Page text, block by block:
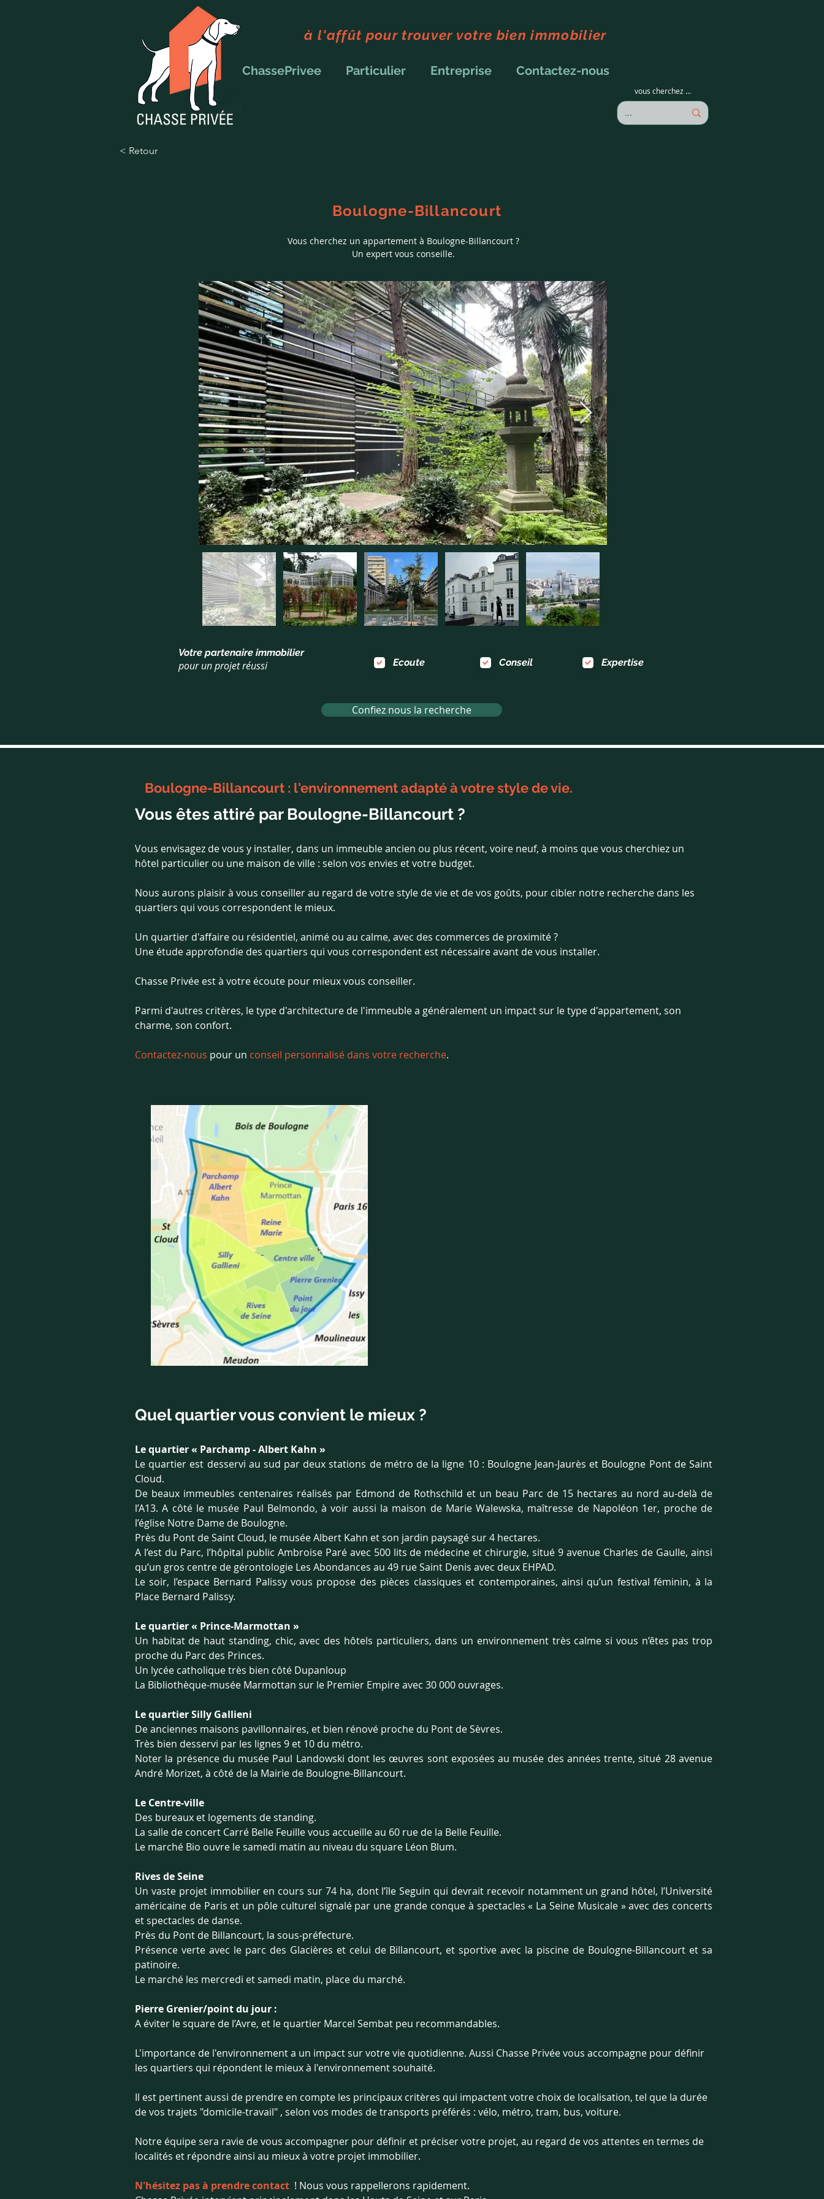
à l'affût pour trouver votre bien immobilier
ChassePrivee Particulier Entreprise Contactez-nous
vous cherchez ...
< Retour
Boulogne-Billancourt
Vous cherchez un appartement à Boulogne-Billancourt ?
Un expert vous conseille.
Votre partenaire immobilier
pour un projet réussi Ecoute Conseil Expertise
Confiez nous la recherche
Boulogne-Billancourt : l'environnement adapté à votre style de vie.
Vous êtes attiré par Boulogne-Billancourt ?
Vous envisagez de vous y installer, dans un immeuble ancien ou plus récent, voire neuf, à moins que vous cherchiez un
hôtel particulier ou une maison de ville : selon vos envies et votre budget.
Nous aurons plaisir à vous conseiller au regard de votre style de vie et de vos goûts, pour cibler notre recherche dans les
quartiers qui vous correspondent le mieux.
Un quartier d'affaire ou résidentiel, animé ou au calme, avec des commerces de proximité ?
Une étude approfondie des quartiers qui vous correspondent est nécessaire avant de vous installer.
Chasse Privée est à votre écoute pour mieux vous conseiller.
Parmi d'autres critères, le type d'architecture de l'immeuble a généralement un impact sur le type d'appartement, son
charme, son confort.
Contactez-nous pour un conseil personnalisé dans votre recherche.
Quel quartier vous convient le mieux ?
Le quartier « Parchamp - Albert Kahn »
Le quartier est desservi au sud par deux stations de métro de la ligne 10 : Boulogne Jean-Jaurès et Boulogne Pont de Saint
Cloud.
De beaux immeubles centenaires réalisés par Edmond de Rothschild et un beau Parc de 15 hectares au nord au-delà de
l’A13. A côté le musée Paul Belmondo, à voir aussi la maison de Marie Walewska, maîtresse de Napoléon 1er, proche de
l’église Notre Dame de Boulogne.
Près du Pont de Saint Cloud, le musée Albert Kahn et son jardin paysagé sur 4 hectares.
A l’est du Parc, l’hôpital public Ambroise Paré avec 500 lits de médecine et chirurgie, situé 9 avenue Charles de Gaulle, ainsi
qu’un gros centre de gérontologie Les Abondances au 49 rue Saint Denis avec deux EHPAD.
Le soir, l’espace Bernard Palissy vous propose des pièces classiques et contemporaines, ainsi qu’un festival féminin, à la
Place Bernard Palissy.
Le quartier « Prince-Marmottan »
Un habitat de haut standing, chic, avec des hôtels particuliers, dans un environnement très calme si vous n’êtes pas trop
proche du Parc des Princes.
Un lycée catholique très bien côté Dupanloup
La Bibliothèque-musée Marmottan sur le Premier Empire avec 30 000 ouvrages.
Le quartier Silly Gallieni
De anciennes maisons pavillonnaires, et bien rénové proche du Pont de Sèvres.
Très bien desservi par les lignes 9 et 10 du métro.
Noter la présence du musée Paul Landowski dont les œuvres sont exposées au musée des années trente, situé 28 avenue
André Morizet, à côté de la Mairie de Boulogne-Billancourt.
Le Centre-ville
Des bureaux et logements de standing.
La salle de concert Carré Belle Feuille vous accueille au 60 rue de la Belle Feuille.
Le marché Bio ouvre le samedi matin au niveau du square Léon Blum.
Rives de Seine
Un vaste projet immobilier en cours sur 74 ha, dont l’île Seguin qui devrait recevoir notamment un grand hôtel, l’Université
américaine de Paris et un pôle culturel signalé par une grande conque à spectacles « La Seine Musicale » avec des concerts
et spectacles de danse.
Près du Pont de Billancourt, la sous-préfecture.
Présence verte avec le parc des Glacières et celui de Billancourt, et sportive avec la piscine de Boulogne-Billancourt et sa
patinoire.
Le marché les mercredi et samedi matin, place du marché.
Pierre Grenier/point du jour :
A éviter le square de l’Avre, et le quartier Marcel Sembat peu recommandables.
L'importance de l'environnement a un impact sur votre vie quotidienne. Aussi Chasse Privée vous accompagne pour définir
les quartiers qui répondent le mieux à l'environnement souhaité.
Il est pertinent aussi de prendre en compte les principaux critères qui impactent votre choix de localisation, tel que la durée
de vos trajets "domicile-travail" , selon vos modes de transports préférés : vélo, métro, tram, bus, voiture.
Notre équipe sera ravie de vous accompagner pour définir et préciser votre projet, au regard de vos attentes en termes de
localités et répondre ainsi au mieux à votre projet immobilier.
N'hésitez pas à prendre contact ! Nous vous rappellerons rapidement.